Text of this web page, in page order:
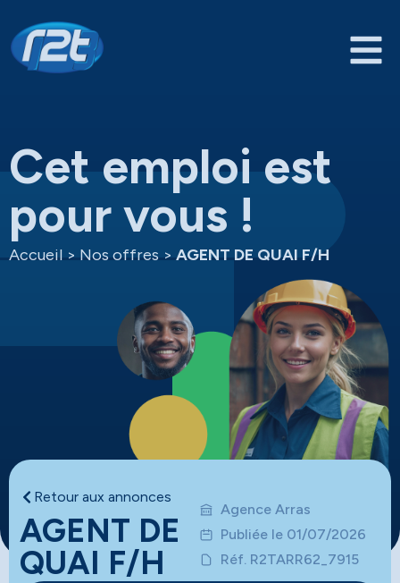
Cet emploi est
pour vous !
Accueil > Nos offres > AGENT DE QUAI F/H
Retour aux annonces
AGENT DE
QUAI F/H
Agence Arras
Publiée le 01/07/2026
Réf. R2TARR62_7915